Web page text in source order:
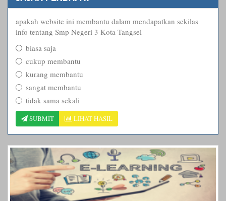
apakah website ini membantu dalam mendapatkan sekilas
info tentang Smp Negeri 3 Kota Tangsel
biasa saja
cukup membantu
kurang membantu
sangat membantu
tidak sama sekali
SUBMIT LIHAT HASIL